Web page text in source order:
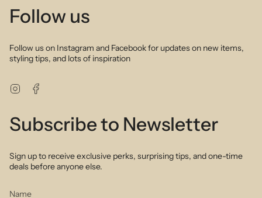
Follow us
Follow us on Instagram and Facebook for updates on new items,
styling tips, and lots of inspiration
Instagram
Subscribe to Newsletter
Sign up to receive exclusive perks, surprising tips, and one-time
deals before anyone else.